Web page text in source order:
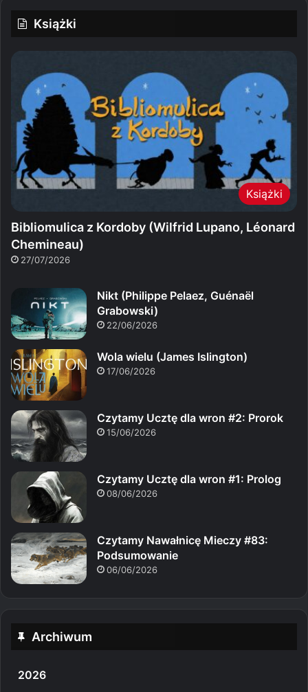
Książki
Książki
Bibliomulica z Kordoby (Wilfrid Lupano, Léonard
Chemineau)
27/07/2026
Nikt (Philippe Pelaez, Guénaël
Grabowski)
22/06/2026
Wola wielu (James Islington)
17/06/2026
Czytamy Ucztę dla wron #2: Prorok
15/06/2026
Czytamy Ucztę dla wron #1: Prolog
08/06/2026
Czytamy Nawałnicę Mieczy #83:
Podsumowanie
06/06/2026
Archiwum
2026